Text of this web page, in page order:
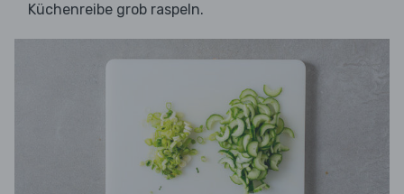
Küchenreibe grob raspeln.